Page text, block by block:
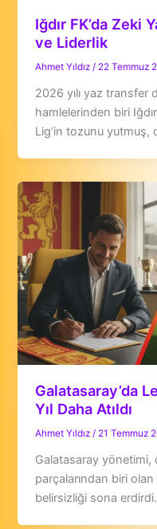
Iğdır FK’da Zeki
ve Liderlik
Ahmet Yıldız/ 22 Temmuz
2026 yılı yaz
hamlelerinden biri
Lig’in tozunu yutmuş,
Galatasaray’da
Yıl Daha Atıldı
Ahmet Yıldız/ 21 Temmuz
Galatasaray
parçalarından biri
belirsizliği sona erdirdi.